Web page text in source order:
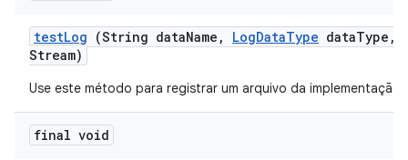
testLog (String dataName , LogDataType dataType ,
Stream)
Use este método para registrar um arquivo da implementação
final void